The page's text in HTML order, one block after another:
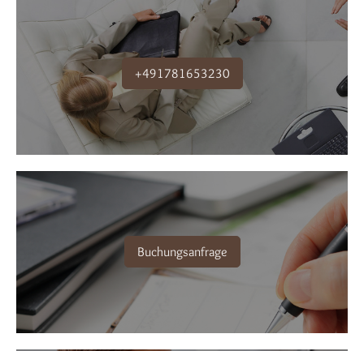
+491781653230
Buchungsanfrage